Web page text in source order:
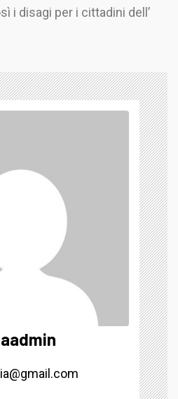
i disagi per i cittadini dell’